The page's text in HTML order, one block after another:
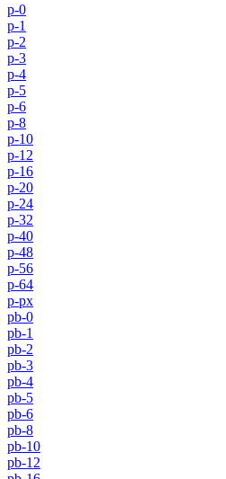
p-0
p-1
p-2
p-3
p-4
p-5
p-6
p-8
p-10
p-12
p-16
p-20
p-24
p-32
p-40
p-48
p-56
p-64
p-px
pb-0
pb-1
pb-2
pb-3
pb-4
pb-5
pb-6
pb-8
pb-10
pb-12